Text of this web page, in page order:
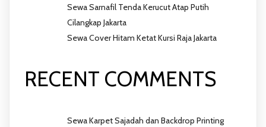
Sewa Sarnafil Tenda Kerucut Atap Putih
Cilangkap Jakarta
Sewa Cover Hitam Ketat Kursi Raja Jakarta
RECENT COMMENTS
Sewa Karpet Sajadah dan Backdrop Printing